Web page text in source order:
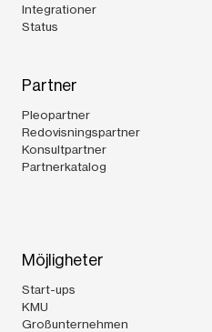
Integrationer
Status
Partner
Pleopartner
Redovisningspartner
Konsultpartner
Partnerkatalog
Möjligheter
Start-ups
KMU
Großunternehmen